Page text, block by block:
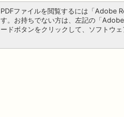
PDFファイルを閲覧するには「Adobe
す。お持ちでない方は、左記の「
ードボタンをクリックして、ソフトウ